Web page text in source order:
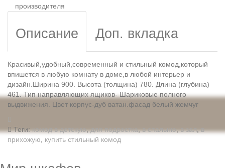
производителя
Описание Доп. вкладка
Красивый,удобный,современный и стильный комод,который
впишется в любую комнату в доме,в любой интерьер и
дизайн. Ширина 900. Высота (толщина) 780. Длина (глубина)
461. Тип направляющих ящиков- Шариковые полного
выдвижения.
Цвет корпус-дуб ватан.фасад белый жемчуг
Теги:комод в детскую,для подростка,в спальню,в зал,в
прихожую
купить стильный комод